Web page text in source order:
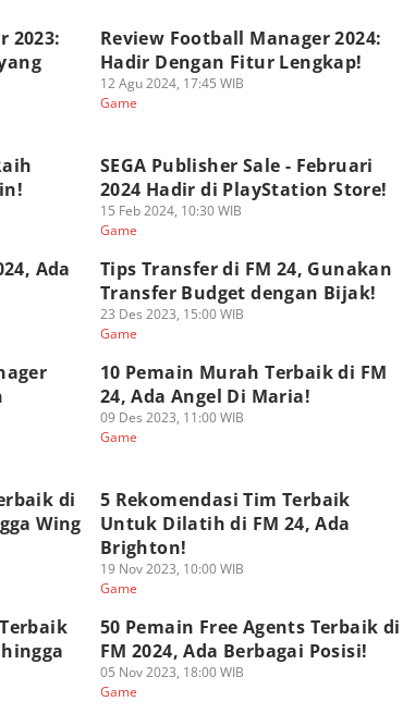
2023:
Review Football Manager 2024:
Hadir Dengan Fitur Lengkap!
12 Agu 2024, 17:45 WIB
Game
SEGA Publisher Sale - Februari
2024 Hadir di PlayStation Store!
15 Feb 2024, 10:30 WIB
Game
Ada
Tips Transfer di FM 24, Gunakan
Transfer Budget dengan Bijak!
23 Des 2023, 15:00 WIB
Game
10 Pemain Murah Terbaik di FM
24, Ada Angel Di Maria!
09 Des 2023, 11:00 WIB
Game
di
Wing
5 Rekomendasi Tim Terbaik
Untuk Dilatih di FM 24, Ada
Brighton!
19 Nov 2023, 10:00 WIB
Game
50 Pemain Free Agents Terbaik di
FM 2024, Ada Berbagai Posisi!
05 Nov 2023, 18:00 WIB
Game